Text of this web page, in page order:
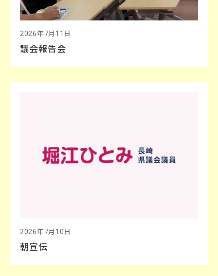
2026年7月11日
議会報告会
2026年7月10日
朝宣伝